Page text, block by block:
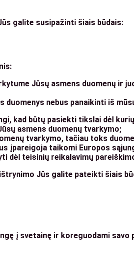
galite susipažinti šiais būdais:
Jūsų asmens duomenų ir
nebus panaikinti iš
kad būtų pasiekti tikslai dėl
asmens duomenų tvarkymo;
tvarkymo, tačiau toks
įpareigoja taikomi Europos
dėl teisinių reikalavimų
Jūs galite pateikti šiais
į svetainę ir koreguodami savo